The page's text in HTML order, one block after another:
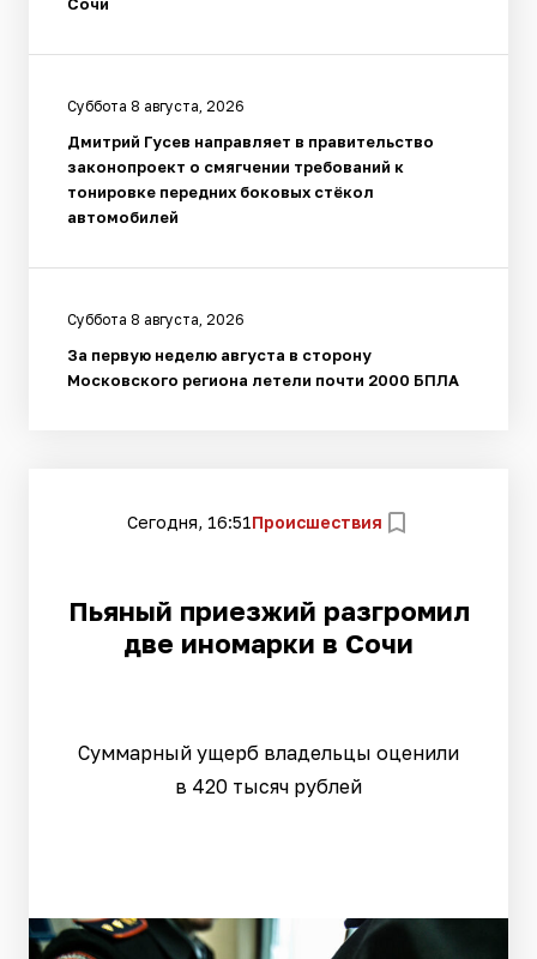
Суббота 8 августа, 2026
Дмитрий Гусев направляет в правительство
законопроект о смягчении требований к
тонировке передних боковых стёкол
автомобилей
Суббота 8 августа, 2026
За первую неделю августа в сторону
Московского региона летели почти 2000 БПЛА
Сегодня, 16:51Происшествия
Пьяный приезжий разгромил
две иномарки в Сочи
Суммарный ущерб владельцы оценили
в 420 тысяч рублей